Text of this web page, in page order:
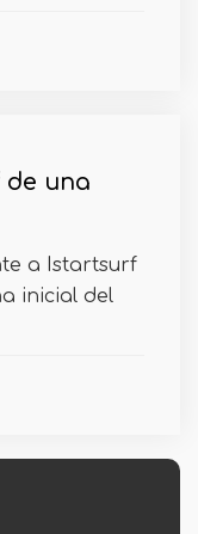
una
a Istartsurf
inicial del